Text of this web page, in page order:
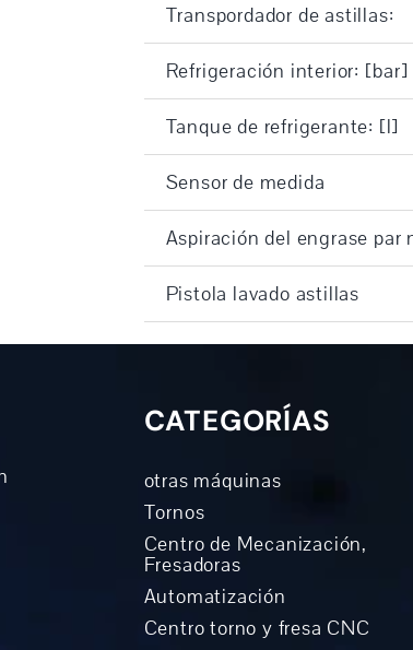
Transpordador de astillas:
Refrigeración interior: [bar]
Tanque de refrigerante: [l]
Sensor de medida
Aspiración del engrase par
Pistola lavado astillas
CATEGORÍAS
otras máquinas
Tornos
Centro de Mecanización,
Fresadoras
Automatización
Centro torno y fresa CNC